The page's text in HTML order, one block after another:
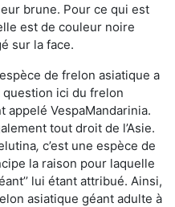
brune. Pour ce qui est
est de couleur noire
sur la face.
de frelon asiatique a
ici du frelon
appelé VespaMandarinia.
tout droit de l’Asie.
, c’est une espèce de
la raison pour laquelle
lui étant attribué. Ainsi,
asiatique géant adulte à